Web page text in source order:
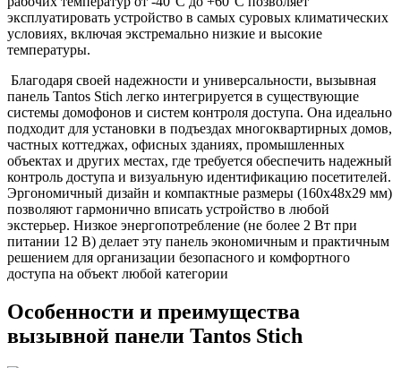
эксплуатировать устройство в самых суровых климатических
условиях, включая экстремально низкие и высокие
температуры.
Благодаря своей надежности и универсальности, вызывная
панель Tantos Stich легко интегрируется в существующие
системы домофонов и систем контроля доступа. Она идеально
подходит для установки в подъездах многоквартирных домов,
частных коттеджах, офисных зданиях, промышленных
объектах и других местах, где требуется обеспечить надежный
контроль доступа и визуальную идентификацию посетителей.
Эргономичный дизайн и компактные размеры (160x48x29 мм)
позволяют гармонично вписать устройство в любой
экстерьер. Низкое энергопотребление (не более 2 Вт при
питании 12 В) делает эту панель экономичным и практичным
решением для организации безопасного и комфортного
доступа на объект любой категории
Особенности и преимущества
вызывной панели Tantos Stich